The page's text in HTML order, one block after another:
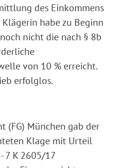
des Einkommens
habe zu Beginn
nicht die nach § 8b
von 10 % erreicht.
erfolglos.
(FG) München gab der
Klage mit Urteil
7 K 2605/17